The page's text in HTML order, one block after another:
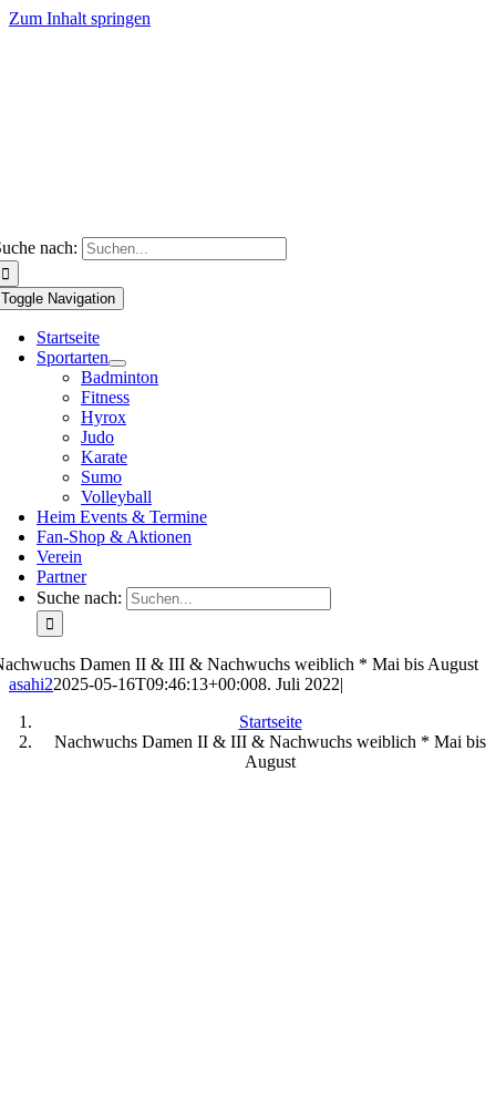
Zum Inhalt springen
nach:
Toggle Navigation
Startseite
Sportarten
Badminton
Fitness
Hyrox
Judo
Karate
Sumo
Volleyball
Heim Events & Termine
Fan-Shop & Aktionen
Verein
Partner
Suche nach:
Damen II & III & Nachwuchs weiblich * Mai bis August
asahi22025-05-16T09:46:13+00:008. Juli 2022|
Startseite
Nachwuchs Damen II & III & Nachwuchs weiblich * Mai bis
August